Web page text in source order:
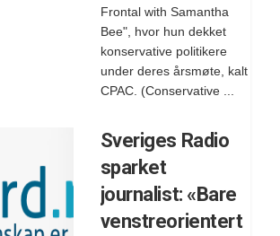
Frontal with Samantha
Bee", hvor hun dekket
konservative politikere
under deres årsmøte, kalt
CPAC. (Conservative ...
Sveriges Radio
sparket
journalist: «Bare
venstreorientert